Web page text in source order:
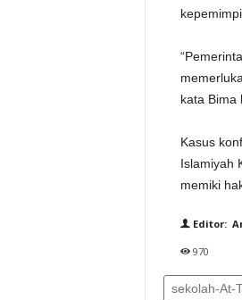
kata Bima
Kasus
Islamiyah
memiki
Editor:
970
sekolah-At-